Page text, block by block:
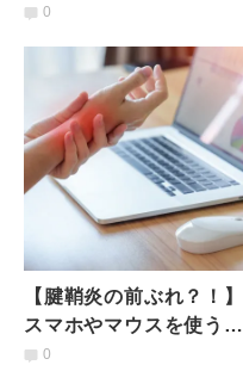
が解説、ホルモン周期に
0
【腱鞘炎の前ぶれ？！】
スマホやマウスを使うと
腕が痛い人必見！理学療
0